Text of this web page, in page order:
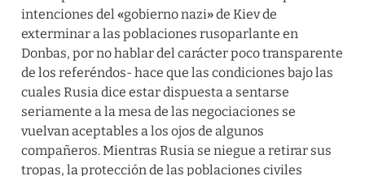
intenciones del «gobierno nazi» de Kiev de
exterminar a las poblaciones rusoparlante en
Donbas, por no hablar del carácter poco transparente
de los referéndos- hace que las condiciones bajo las
cuales Rusia dice estar dispuesta a sentarse
seriamente a la mesa de las negociaciones se
vuelvan aceptables a los ojos de algunos
compañeros. Mientras Rusia se niegue a retirar sus
tropas, la protección de las poblaciones civiles